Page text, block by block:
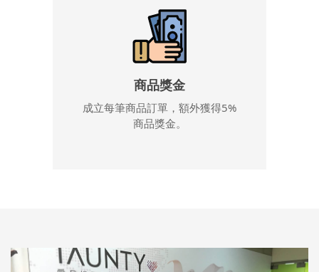
商品獎金
成立每筆商品訂單，額外獲得5%
商品獎金。